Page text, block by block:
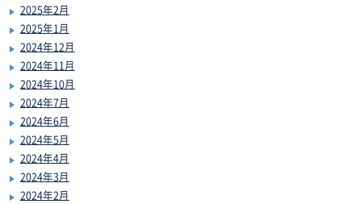
2025年2月
2025年1月
2024年12月
2024年11月
2024年10月
2024年7月
2024年6月
2024年5月
2024年4月
2024年3月
2024年2月